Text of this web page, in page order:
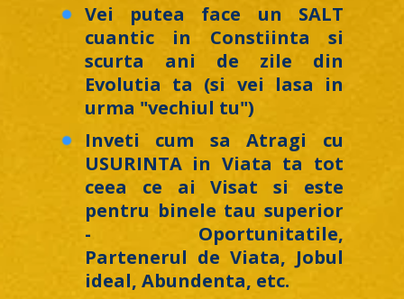
Vei putea face un SALT
cuantic in Constiinta si
scurta ani de zile din
Evolutia ta (si vei lasa in
urma "vechiul tu")
Inveti cum sa Atragi cu
USURINTA in Viata ta tot
ceea ce ai Visat si este
pentru binele tau superior
- Oportunitatile,
Partenerul de Viata, Jobul
ideal, Abundenta, etc.